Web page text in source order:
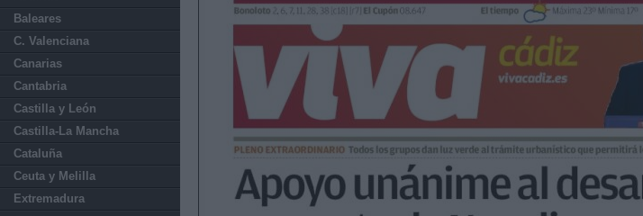
Baleares
C. Valenciana
Canarias
Cantabria
Castilla y León
Castilla-La Mancha
Cataluña
Ceuta y Melilla
Extremadura